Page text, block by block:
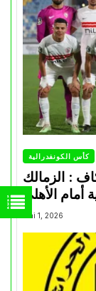
كأس الكونفدرالية
: الزمالك
Mai 1, 2026